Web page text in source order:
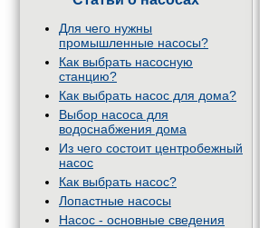
Для чего нужны
промышленные насосы?
Как выбрать насосную
станцию?
Как выбрать насос для дома?
Выбор насоса для
водоснабжения дома
Из чего состоит центробежный
насос
Как выбрать насос?
Лопастные насосы
Насос - основные сведения